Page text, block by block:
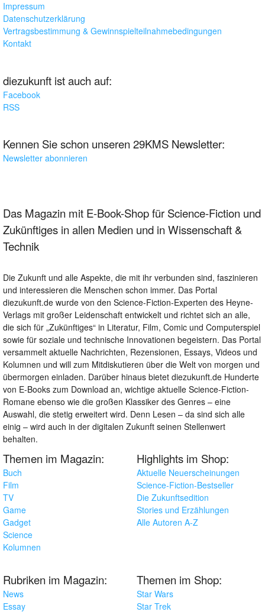
Impressum
Datenschutzerklärung
Vertragsbestimmung & Gewinnspielteilnahmebedingungen
Kontakt
diezukunft ist auch auf:
Facebook
RSS
Kennen Sie schon unseren 29KMS Newsletter:
Newsletter abonnieren
Das Magazin mit E-Book-Shop für Science-Fiction und
Zukünftiges in allen Medien und in Wissenschaft &
Technik
Die Zukunft und alle Aspekte, die mit ihr verbunden sind, faszinieren
und interessieren die Menschen schon immer. Das Portal
diezukunft.de wurde von den Science-Fiction-Experten des Heyne-
Verlags mit großer Leidenschaft entwickelt und richtet sich an alle,
die sich für „Zukünftiges“ in Literatur, Film, Comic und Computerspiel
sowie für soziale und technische Innovationen begeistern. Das Portal
versammelt aktuelle Nachrichten, Rezensionen, Essays, Videos und
Kolumnen und will zum Mitdiskutieren über die Welt von morgen und
übermorgen einladen. Darüber hinaus bietet diezukunft.de Hunderte
von E-Books zum Download an, wichtige aktuelle Science-Fiction-
Romane ebenso wie die großen Klassiker des Genres – eine
Auswahl, die stetig erweitert wird. Denn Lesen – da sind sich alle
einig – wird auch in der digitalen Zukunft seinen Stellenwert
behalten.
Themen im Magazin:
Buch
Film
TV
Game
Gadget
Science
Kolumnen
Highlights im Shop:
Aktuelle Neuerscheinungen
Science-Fiction-Bestseller
Die Zukunftsedition
Stories und Erzählungen
Alle Autoren A-Z
Rubriken im Magazin:
News
Essay
Themen im Shop:
Star Wars
Star Trek